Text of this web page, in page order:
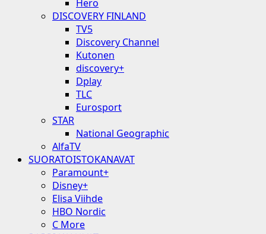
Hero
DISCOVERY FINLAND
TV5
Discovery Channel
Kutonen
discovery+
Dplay
TLC
Eurosport
STAR
National Geographic
AlfaTV
SUORATOISTOKANAVAT
Paramount+
Disney+
Elisa Viihde
HBO Nordic
C More